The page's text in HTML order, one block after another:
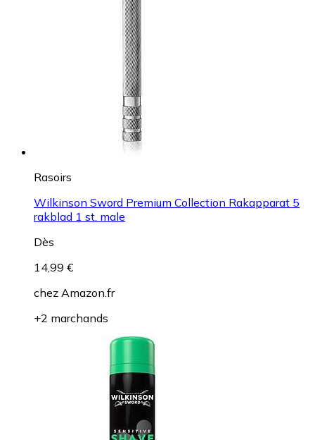
Rasoirs
Wilkinson Sword Premium Collection Rakapparat 5
rakblad 1 st. male
Dès
14,99 €
chez Amazon.fr
+2 marchands